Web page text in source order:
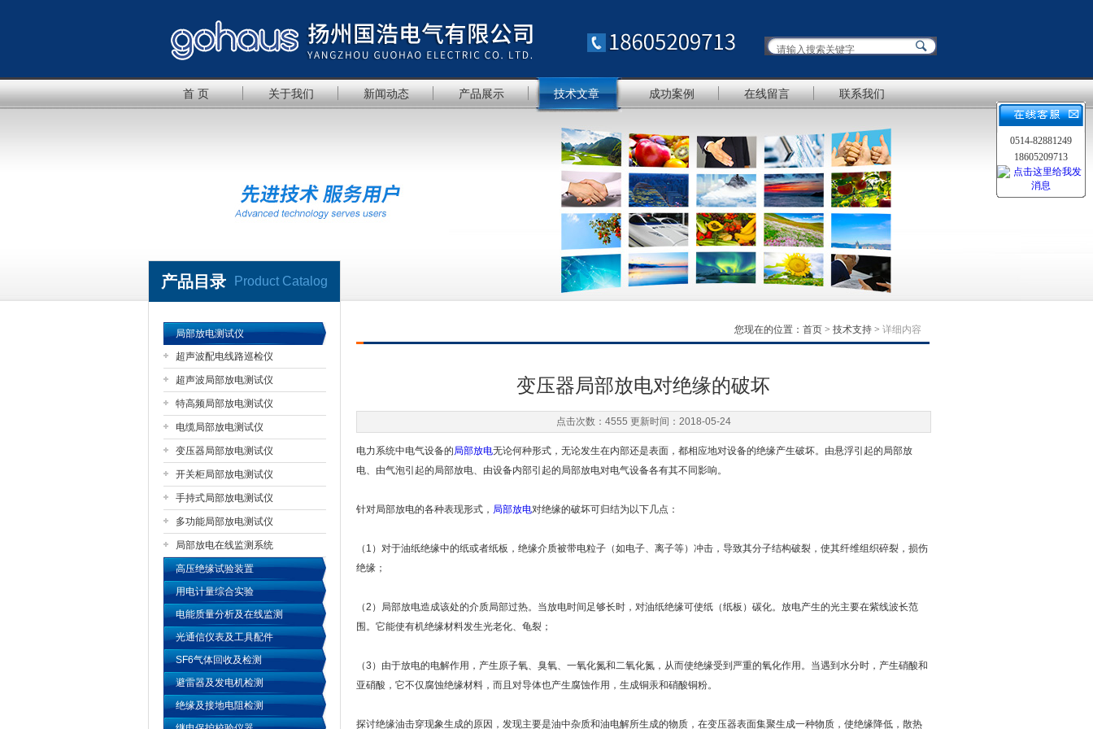
扬州国浩电气有限公司
首 页 关于我们 新闻动态 产品展示 技术文章 成功案例 在线留言 联系我们
产品目录 Product Catalog
局部放电测试仪
超声波配电线路巡检仪
超声波局部放电测试仪
特高频局部放电测试仪
电缆局部放电测试仪
变压器局部放电测试仪
开关柜局部放电测试仪
手持式局部放电测试仪
多功能局部放电测试仪
局部放电在线监测系统
高压绝缘试验装置
用电计量综合实验
电能质量分析及在线监测
光通信仪表及工具配件
SF6气体回收及检测
避雷器及发电机检测
绝缘及接地电阻检测
您现在的位置： 首页 > 技术支持 > 详细内容
变压器局部放电对绝缘的破坏
点击次数：4555 更新时间：2018-05-24
电力系统中电气设备的局部放电无论何种形式，无论发生在内部还是表面，都相应地对设备的绝缘产生破坏。由悬浮引起的局部放
电、由气泡引起的局部放电、由设备内部引起的局部放电对电气设备各有其不同影响。
针对局部放电的各种表现形式， 局部放电对绝缘的破坏可归结为以下几点：
（1）对于油纸绝缘中的纸或者纸板，绝缘介质被带电粒子（如电子、离子等）冲击，导致其分子结构破裂，使其纤维组织碎裂，损伤
绝缘；
（2）局部放电造成该处的介质局部过热。当放电时间足够长时，对油纸绝缘可使纸（纸板）碳化。放电产生的光主要在紫线波长范
围。它能使有机绝缘材料发生光老化、龟裂；
（3）由于放电的电解作用，产生原子氧、臭氧、一氧化氮和二氧化氮，从而使绝缘受到严重的氧化作用。当遇到水分时，产生硝酸和
亚硝酸，它不仅腐蚀绝缘材料，而且对导体也产生腐蚀作用，生成铜汞和硝酸铜粉。
探讨绝缘油击穿现象生成的原因，发现主要是油中杂质和油电解所生成的物质，在变压器表面集聚生成一种物质，使绝缘降低，散热
0514-82881249
18605209713